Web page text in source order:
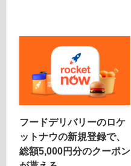
フードデリバリーのロケ
ットナウの新規登録で、
総額5,000円分のクーポン